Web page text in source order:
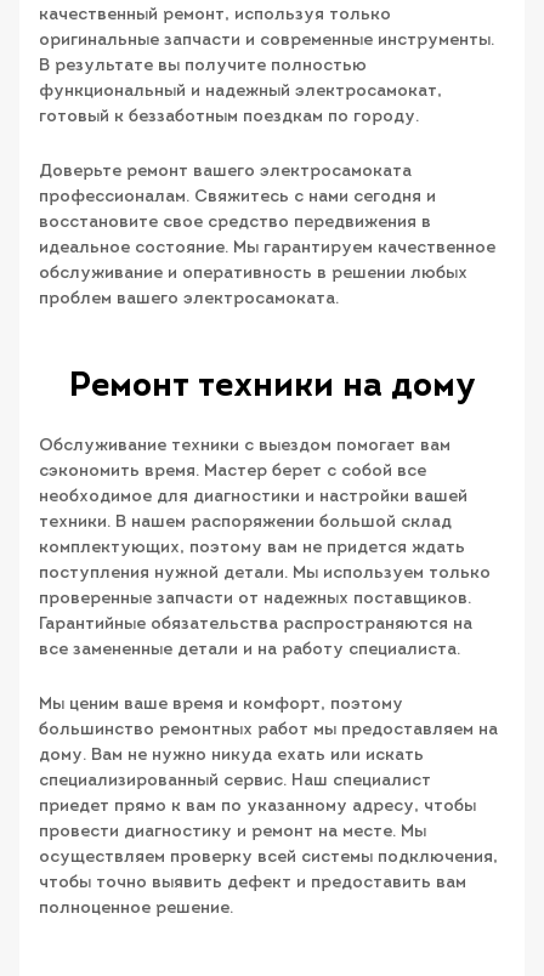
качественный ремонт, используя только
оригинальные запчасти и современные инструменты.
В результате вы получите полностью
функциональный и надежный электросамокат,
готовый к беззаботным поездкам по городу.
Доверьте ремонт вашего электросамоката
профессионалам. Свяжитесь с нами сегодня и
восстановите свое средство передвижения в
идеальное состояние. Мы гарантируем качественное
обслуживание и оперативность в решении любых
проблем вашего электросамоката.
Ремонт техники на дому
Обслуживание техники с выездом помогает вам
сэкономить время. Мастер берет с собой все
необходимое для диагностики и настройки вашей
техники. В нашем распоряжении большой склад
комплектующих, поэтому вам не придется ждать
поступления нужной детали. Мы используем только
проверенные запчасти от надежных поставщиков.
Гарантийные обязательства распространяются на
все замененные детали и на работу специалиста.
Мы ценим ваше время и комфорт, поэтому
большинство ремонтных работ мы предоставляем на
дому. Вам не нужно никуда ехать или искать
специализированный сервис. Наш специалист
приедет прямо к вам по указанному адресу, чтобы
провести диагностику и ремонт на месте. Мы
осуществляем проверку всей системы подключения,
чтобы точно выявить дефект и предоставить вам
полноценное решение.